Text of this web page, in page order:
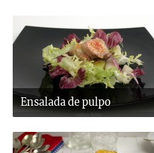
Ensalada de pulpo